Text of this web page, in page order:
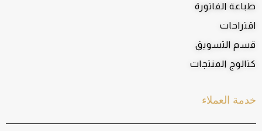
خدمة العملاء
طباعة الفاتورة
اقتراحات
قسم التسويق
كتالوج المنتجات